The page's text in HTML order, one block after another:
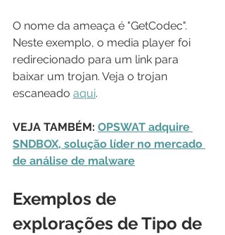
O nome da ameaça é "GetCodec".
Neste exemplo, o media player foi
redirecionado para um link para
baixar um trojan. Veja o trojan
escaneado aqui.
VEJA TAMBÉM: OPSWAT adquire
SNDBOX, solução líder no mercado
de análise de malware
Exemplos de
explorações de Tipo de